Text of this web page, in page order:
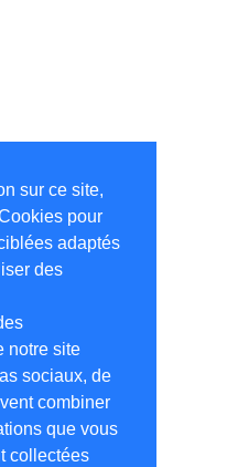
sur ce site,
pour
adaptés
des
notre site
sociaux, de
combiner
que vous
collectées